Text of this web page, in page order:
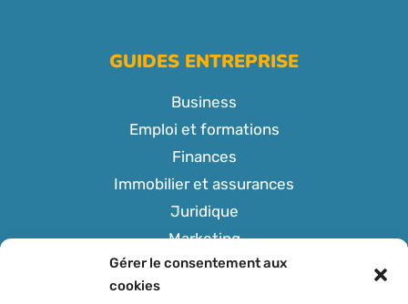
Gérer le consentement aux
cookies
GUIDES ENTREPRISE
Business
Emploi et formations
Finances
Immobilier et assurances
Juridique
Marketing
Tech